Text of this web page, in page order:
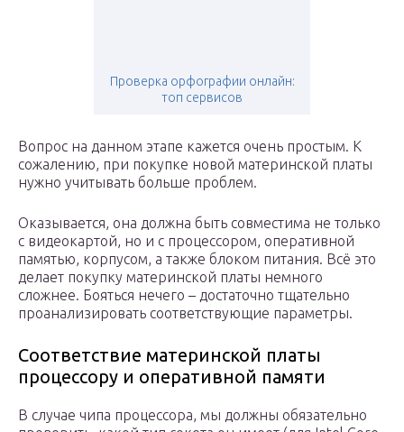
Проверка орфографии онлайн:
топ сервисов
Вопрос на данном этапе кажется очень простым. К
сожалению, при покупке новой материнской платы
нужно учитывать больше проблем.
Оказывается, она должна быть совместима не только
с видеокартой, но и с процессором, оперативной
памятью, корпусом, а также блоком питания. Всё это
делает покупку материнской платы немного
сложнее. Бояться нечего – достаточно тщательно
проанализировать соответствующие параметры.
Соответствие материнской платы
процессору и оперативной памяти
В случае чипа процессора, мы должны обязательно